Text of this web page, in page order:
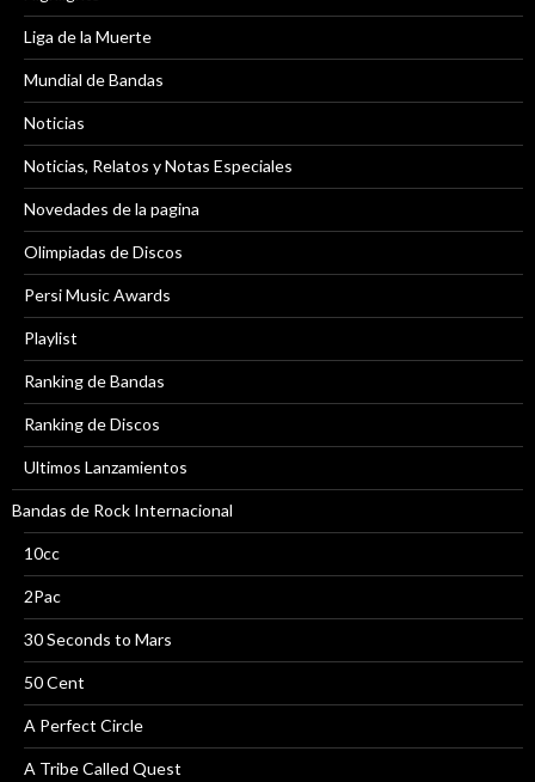
Liga de la Muerte
Mundial de Bandas
Noticias
Noticias, Relatos y Notas Especiales
Novedades de la pagina
Olimpiadas de Discos
Persi Music Awards
Playlist
Ranking de Bandas
Ranking de Discos
Ultimos Lanzamientos
Bandas de Rock Internacional
10cc
2Pac
30 Seconds to Mars
50 Cent
A Perfect Circle
A Tribe Called Quest